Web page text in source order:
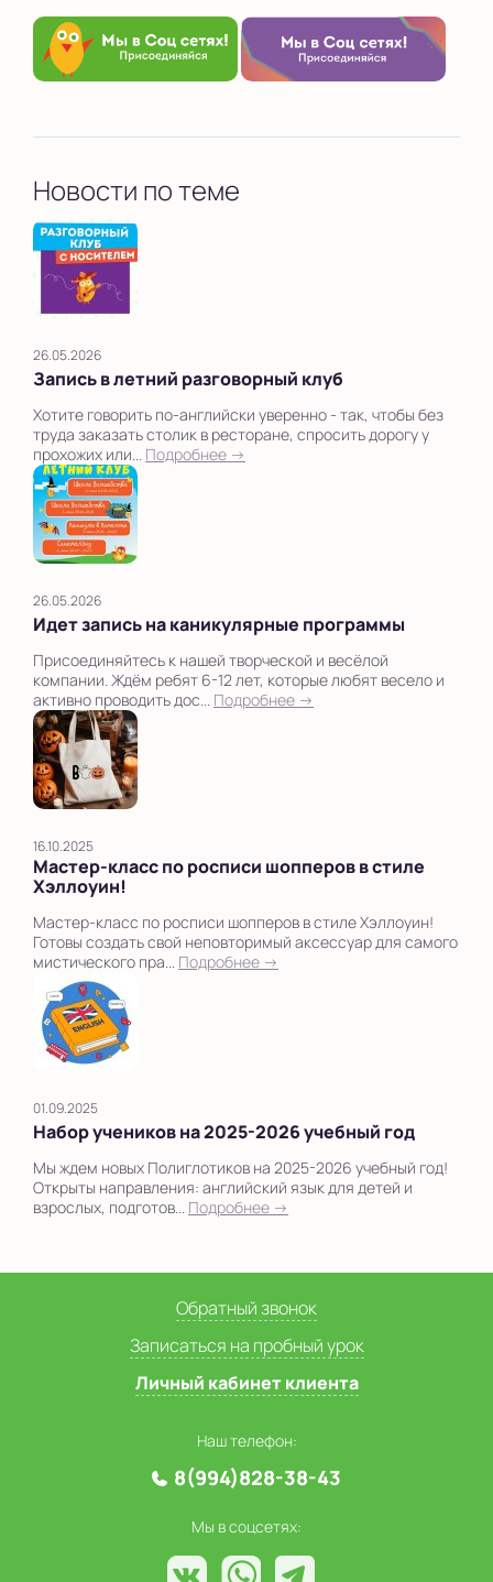
Новости по теме
26.05.2026
Запись в летний разговорный клуб
Хотите говорить по-английски уверенно - так, чтобы без
труда заказать столик в ресторане, спросить дорогу у
прохожих или... Подробнее →
26.05.2026
Идет запись на каникулярные программы
Присоединяйтесь к нашей творческой и весёлой
компании. Ждём ребят 6-12 лет, которые любят весело и
активно проводить дос... Подробнее →
16.10.2025
Мастер-класс по росписи шопперов в стиле
Хэллоуин!
Мастер-класс по росписи шопперов в стиле Хэллоуин!
Готовы создать свой неповторимый аксессуар для самого
мистического пра... Подробнее →
01.09.2025
Набор учеников на 2025-2026 учебный год
Мы ждем новых Полиглотиков на 2025-2026 учебный год!
Открыты направления: английский язык для детей и
взрослых, подготов... Подробнее →
Обратный звонок
Записаться на пробный урок
Личный кабинет клиента
Наш телефон:
8(994)828-38-43
Мы в соцсетях: